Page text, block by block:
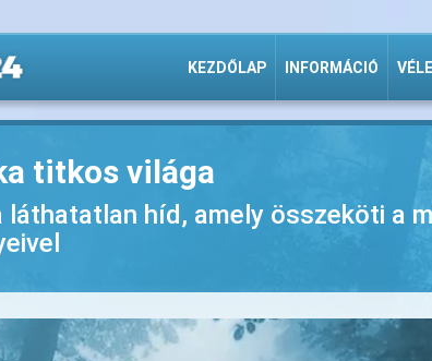
KEZDŐLAP INFORMÁCIÓ
titkos világa
láthatatlan híd, amely összeköti a